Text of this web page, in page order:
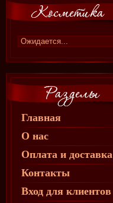
Главная
О нас
Оплата и доставка
Контакты
Вход для клиентов